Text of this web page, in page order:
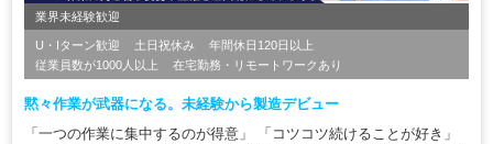
業界未経験歓迎
U・Iターン歓迎 土日祝休み
年間休日120日以上
従業員数が1000人以上
在宅勤務・リモートワークあり
黙々作業が武器になる。未経験から製造デビュー
「一つの作業に集中するのが得意」 「コツコツ続けることが好き」